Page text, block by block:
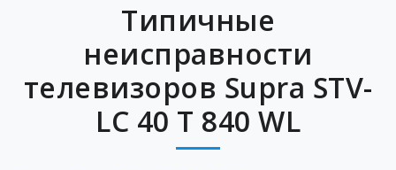
Типичные
неисправности
телевизоров Supra STV-
LC 40 T 840 WL